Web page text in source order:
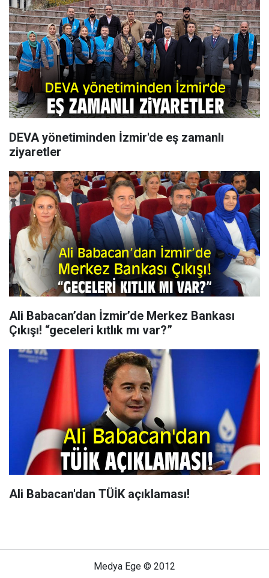
DEVA yönetiminden İzmir'de eş zamanlı
ziyaretler
Ali Babacan’dan İzmir’de Merkez Bankası
Çıkışı! “geceleri kıtlık mı var?”
Ali Babacan'dan TÜİK açıklaması!
Medya Ege © 2012